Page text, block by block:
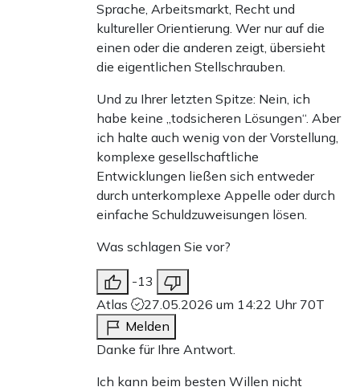
Sprache, Arbeitsmarkt, Recht und
kultureller Orientierung. Wer nur auf die
einen oder die anderen zeigt, übersieht
die eigentlichen Stellschrauben.
Und zu Ihrer letzten Spitze: Nein, ich
habe keine „todsicheren Lösungen“. Aber
ich halte auch wenig von der Vorstellung,
komplexe gesellschaftliche
Entwicklungen ließen sich entweder
durch unterkomplexe Appelle oder durch
einfache Schuldzuweisungen lösen.
Was schlagen Sie vor?
-13
Atlas
27.05.2026 um 14:22 Uhr 70T
Melden
Danke für Ihre Antwort.
Ich kann beim besten Willen nicht